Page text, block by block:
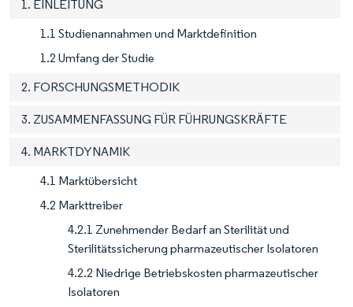
1. EINLEITUNG
1.1 Studienannahmen und Marktdefinition
1.2 Umfang der Studie
2. FORSCHUNGSMETHODIK
3. ZUSAMMENFASSUNG FÜR FÜHRUNGSKRÄFTE
4. MARKTDYNAMIK
4.1 Marktübersicht
4.2 Markttreiber
4.2.1 Zunehmender Bedarf an Sterilität und
Sterilitätssicherung pharmazeutischer Isolatoren
4.2.2 Niedrige Betriebskosten pharmazeutischer
Isolatoren